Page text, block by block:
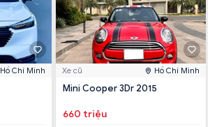
Hồ Chí Minh Xe cũ Hồ Chí Minh
Mini Cooper 3Dr 2015
660 triệu